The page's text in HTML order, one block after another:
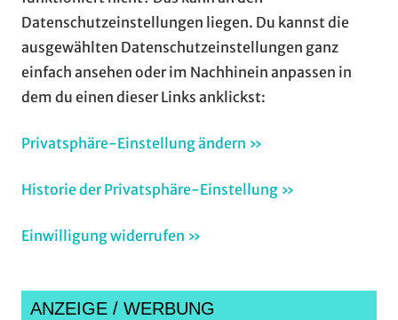
Datenschutzeinstellungen liegen. Du kannst die
ausgewählten Datenschutzeinstellungen ganz
einfach ansehen oder im Nachhinein anpassen in
dem du einen dieser Links anklickst:
Privatsphäre-Einstellung ändern »
Historie der Privatsphäre-Einstellung »
Einwilligung widerrufen »
ANZEIGE / WERBUNG